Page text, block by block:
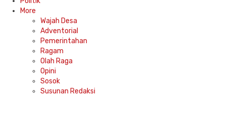
More
Wajah Desa
Adventorial
Pemerintahan
Ragam
Olah Raga
Opini
Sosok
Susunan Redaksi